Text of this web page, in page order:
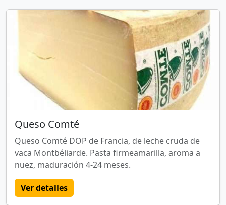
Queso Comté
Queso Comté DOP de Francia, de leche cruda de
vaca Montbéliarde. Pasta firmeamarilla, aroma a
nuez, maduración 4-24 meses.
Ver detalles